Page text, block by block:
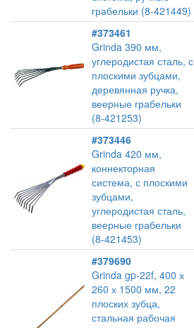
грабельки (8-421449)
#373461
Grinda 390 мм,
углеродистая сталь, с
плоскими зубцами,
деревянная ручка,
веерные грабельки
(8-421253)
#373446
Grinda 420 мм,
коннекторная
система, с плоскими
зубцами,
углеродистая сталь,
веерные грабельки
(8-421453)
#379690
Grinda gp-22f, 400 х
260 х 1500 мм, 22
плоских зубца,
стальная рабочая